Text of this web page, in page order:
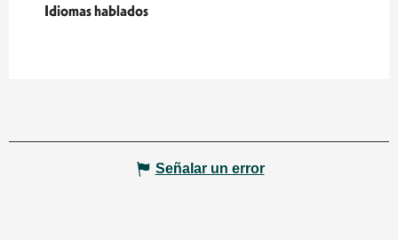
Idiomas hablados
Idiomas hablados
Señalar un error